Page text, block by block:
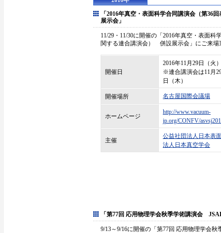
「2016年真空・表面科学合同講演会（第
展示会」
11/29・11/30に開催の「2016年真空・表面
関する連合講演会） 併設展示会」にご来場
開催日
2016年11月29日（火
※連合講演会は11月
日（木）
開催場所 名古屋国際会議場
ホームページ
http://www.vacuum-
jp.org/CONFV/
主催
公益社団法人日本表
法人日本真空学会
「第77回 応用物理学会秋季学術講演会
9/13～9/16に開催の「第77回 応用物理学会